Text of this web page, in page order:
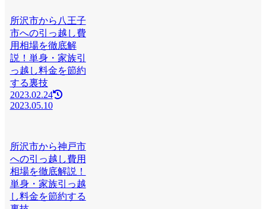
所沢市から八王子
市への引っ越し費
用相場を徹底解
説！単身・家族引
っ越し料金を節約
する裏技
2023.02.24
2023.05.10
所沢市から神戸市
への引っ越し費用
相場を徹底解説！
単身・家族引っ越
し料金を節約する